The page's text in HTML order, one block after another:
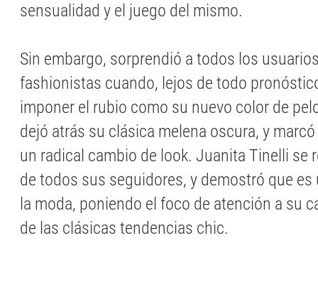
sensualidad y el juego del mismo.
Sin embargo, sorprendió a todos los
fashionistas cuando, lejos de todo
imponer el rubio como su nuevo color de
dejó atrás su clásica melena oscura, y
un radical cambio de look. Juanita Tinelli se
de todos sus seguidores, y demostró que
la moda, poniendo el foco de atención a su
de las clásicas tendencias chic.